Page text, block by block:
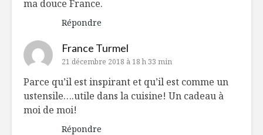
ma douce France.
Répondre
France Turmel
21 décembre 2018 à 18 h 33 min
Parce qu’il est inspirant et qu’il est comme un
ustensile….utile dans la cuisine! Un cadeau à
moi de moi!
Répondre